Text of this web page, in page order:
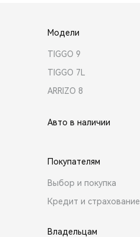
Модели
TIGGO 9
TIGGO 7L
ARRIZO 8
Авто в наличии
Покупателям
Выбор и покупка
Кредит и страхование
Владельцам